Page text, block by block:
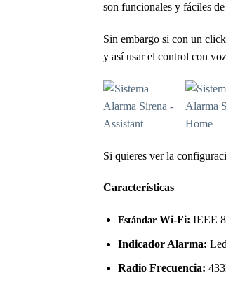
son funcionales y fáciles
Sin embargo si con un
y así usar el control con
Si quieres ver la
Características
EstándarWi-Fi: IEEE
Indicador Alarma:
Radio Frecuencia: